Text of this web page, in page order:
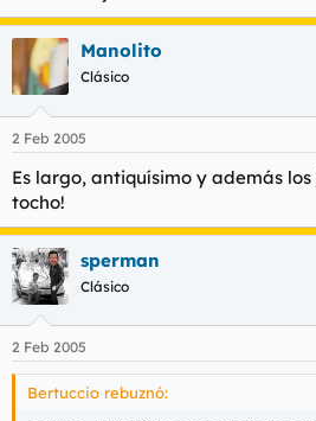
Manolito
Clásico
2 Feb 2005
Es largo, antiquísimo y además
tocho!
sperman
Clásico
2 Feb 2005
Bertuccio rebuznó: